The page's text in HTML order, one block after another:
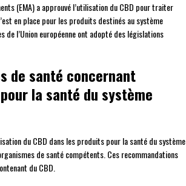
(EMA) a approuvé l’utilisation du CBD pour traiter
en place pour les produits destinés au système
l’Union européenne ont adopté des législations
de santé concernant
la santé du système
du CBD dans les produits pour la santé du système
de santé compétents. Ces recommandations
du CBD.